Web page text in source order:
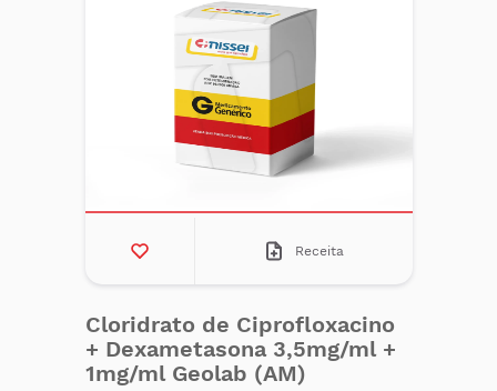
Receita
Cloridrato de Ciprofloxacino
+ Dexametasona 3,5mg/ml +
1mg/ml Geolab (AM)